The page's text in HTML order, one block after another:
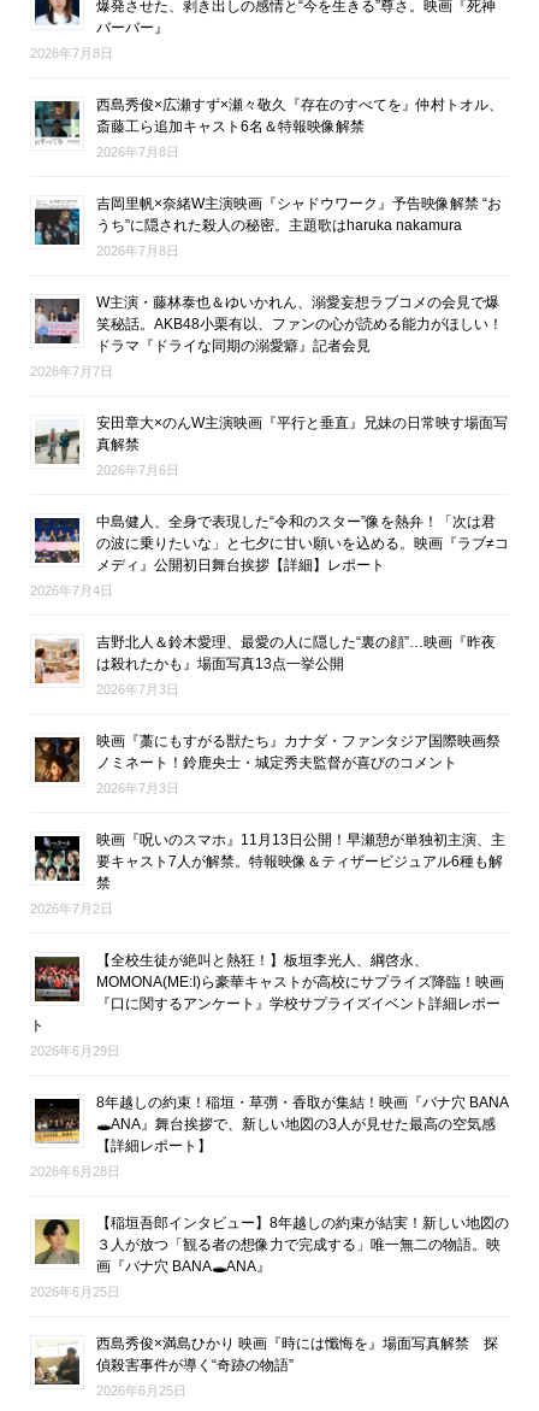
爆発させた、剥き出しの感情と“今を生きる”尊さ。映画『死神
バーバー』
2026年7月8日
西島秀俊×広瀬すず×瀬々敬久『存在のすべてを』仲村トオル、
斎藤工ら追加キャスト6名＆特報映像解禁
2026年7月8日
吉岡里帆×奈緒W主演映画『シャドウワーク』予告映像解禁 “お
うち”に隠された殺人の秘密。主題歌はharuka nakamura
2026年7月8日
W主演・藤林泰也＆ゆいかれん、溺愛妄想ラブコメの会見で爆
笑秘話。AKB48小栗有以、ファンの心が読める能力がほしい！
ドラマ『ドライな同期の溺愛癖』記者会見
2026年7月7日
安田章大×のんW主演映画『平行と垂直』兄妹の日常映す場面写
真解禁
2026年7月6日
中島健人、全身で表現した“令和のスター”像を熱弁！「次は君
の波に乗りたいな」と七夕に甘い願いを込める。映画『ラブ≠コ
メディ』公開初日舞台挨拶【詳細】レポート
2026年7月4日
吉野北人＆鈴木愛理、最愛の人に隠した“裏の顔”…映画『昨夜
は殺れたかも』場面写真13点一挙公開
2026年7月3日
映画『藁にもすがる獣たち』カナダ・ファンタジア国際映画祭
ノミネート！鈴鹿央士・城定秀夫監督が喜びのコメント
2026年7月3日
映画『呪いのスマホ』11月13日公開！早瀬憩が単独初主演、主
要キャスト7人が解禁。特報映像＆ティザービジュアル6種も解
禁
2026年7月2日
【全校生徒が絶叫と熱狂！】板垣李光人、綱啓永、
MOMONA(ME:I)ら豪華キャストが高校にサプライズ降臨！映画
『口に関するアンケート』学校サプライズイベント詳細レポー
ト
2026年6月29日
8年越しの約束！稲垣・草彅・香取が集結！映画『バナ穴 BANA
🕳ANA』舞台挨拶で、新しい地図の3人が見せた最高の空気感
【詳細レポート】
2026年6月28日
【稲垣吾郎インタビュー】8年越しの約束が結実！新しい地図の
３人が放つ「観る者の想像力で完成する」唯一無二の物語。映
画『バナ穴 BANA🕳ANA』
2026年6月25日
西島秀俊×満島ひかり 映画『時には懺悔を』場面写真解禁 探
偵殺害事件が導く“奇跡の物語”
2026年6月25日